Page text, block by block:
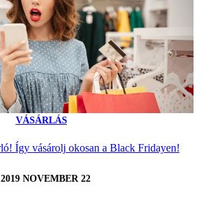
VÁSÁRLÁS
Legyél tudatos vásárló! Így vásárolj okosan a Black Fridayen!
2019 NOVEMBER 22